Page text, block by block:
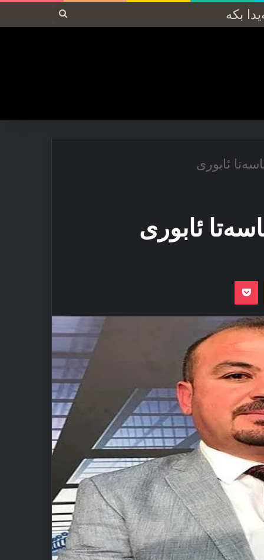
پەیدا
ئابورى
ئابورى
Odnoklassniki
Pocket